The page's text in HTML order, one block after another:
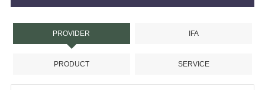
PROVIDER IFA
PRODUCT SERVICE